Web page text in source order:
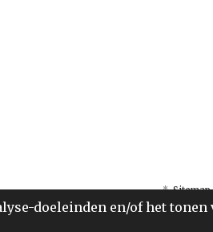
doeleinden en/of het
*Sitemap